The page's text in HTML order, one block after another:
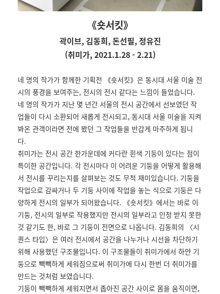
《숏서킷》
곽이브, 김동희, 돈선필, 정유진
(취미가, 2021.1.28 - 2.21)
네 명의 작가가 함께한 기획전 《숏서킷》은 동시대 서울 미술 전
시의 풍경을 보여주는, 전시의 전시 같다는 느낌이 들었습니다.
네 명의 작가가 지난 몇 년간 서울의 전시 공간에서 선보였던 작
업들이 다시 소환되어 새롭게 전시되고, 동시대 서울 미술을 지켜
봐온 관객이라면 전에 봤던 그 작업들을 반갑게 마주하게 됩니
다.
취미가는 전시 공간 한가운데에 커다란 흰색 기둥이 있다는 점이
특이한 공간입니다. 각 전시마다 이 어려운 기둥을 어떻게 활용해
서 전시를 꾸리는지를 살펴보는 것도 무척 재미있습니다. 기둥을
작업으로 감싸거나 두 기둥 사이에 작업을 놓는 식으로 기둥은 다
양하게 전시의 일부가 되어왔습니다. 《숏서킷》에서는 바로 이
기둥, 전시의 일부로 작용했지만 전시의 일부라고 인정 받지 못한
것 같기도 한, 바로 그 기둥이 전면으로 나옵니다. 김동희의 〈시
퀀스 타입〉은 여러 전시에서 공간을 나누거나 시선을 차단하기
위해 사용했던 구조물입니다. 이 구조물들이 취미가에서 하얀 기
둥으로 빽빽하게 세워짐으로써 취미가에 다시 한번 더 취미가를
만드는 것처럼 보였습니다.
기둥이 빽빽하게 세워지면서 좁아진 공간 사이로 몸을 움직이면,